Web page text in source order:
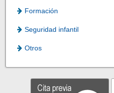
Formación
Seguridad infantil
Otros